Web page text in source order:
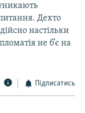
Дехто
настільки
не б’є на
Підписатись